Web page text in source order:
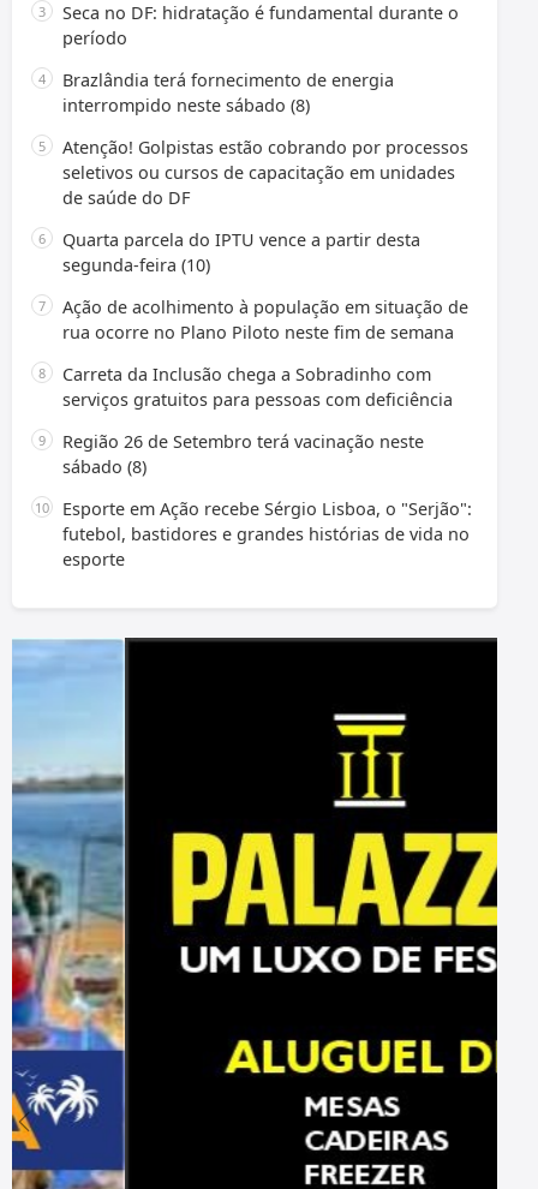
Seca no DF: hidratação é fundamental durante o
período
Brazlândia terá fornecimento de energia
interrompido neste sábado (8)
Atenção! Golpistas estão cobrando por processos
seletivos ou cursos de capacitação em unidades
de saúde do DF
Quarta parcela do IPTU vence a partir desta
segunda-feira (10)
Ação de acolhimento à população em situação de
rua ocorre no Plano Piloto neste fim de semana
Carreta da Inclusão chega a Sobradinho com
serviços gratuitos para pessoas com deficiência
Região 26 de Setembro terá vacinação neste
sábado (8)
Esporte em Ação recebe Sérgio Lisboa, o "Serjão":
futebol, bastidores e grandes histórias de vida no
esporte